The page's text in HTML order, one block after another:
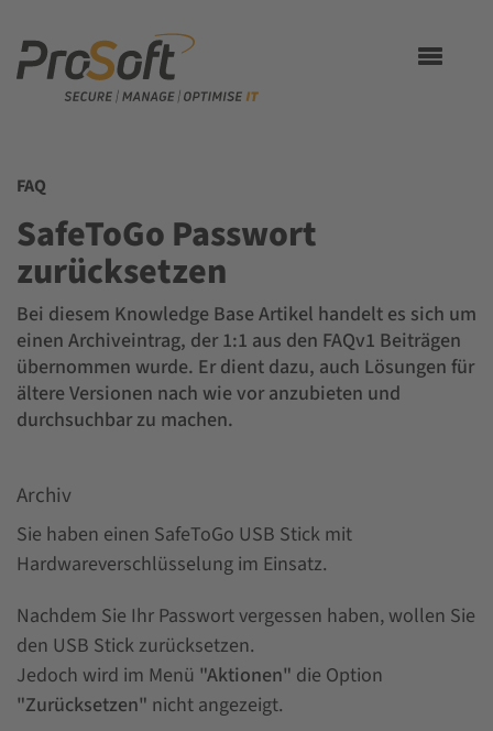
Toggle
FAQ
SafeToGo Passwort
zurücksetzen
Bei diesem Knowledge Base Artikel handelt es sich um
einen Archiveintrag, der 1:1 aus den FAQv1 Beiträgen
übernommen wurde. Er dient dazu, auch Lösungen für
ältere Versionen nach wie vor anzubieten und
durchsuchbar zu machen.
Archiv
Sie haben einen SafeToGo USB Stick mit
Hardwareverschlüsselung im Einsatz.
Nachdem Sie Ihr Passwort vergessen haben, wollen Sie
den USB Stick zurücksetzen.
Jedoch wird im Menü "Aktionen" die Option
"Zurücksetzen" nicht angezeigt.